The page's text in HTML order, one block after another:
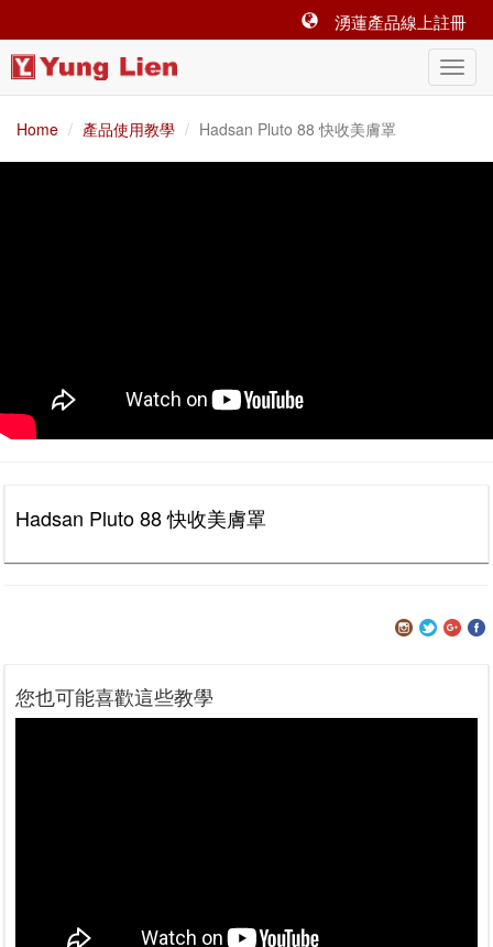
湧蓮產品線上註冊
Home 產品使用教學 Hadsan Pluto 88 快收美膚罩
Hadsan Pluto 88 快收美膚罩
您也可能喜歡這些教學